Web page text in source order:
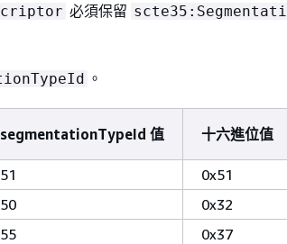
必須保留
。
segmentationTypeId 值 十六進位值
51
0x51
50
0x32
55
0x37